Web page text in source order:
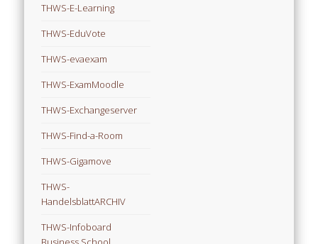
THWS-E-Learning
THWS-EduVote
THWS-evaexam
THWS-ExamMoodle
THWS-Exchangeserver
THWS-Find-a-Room
THWS-Gigamove
THWS-
HandelsblattARCHIV
THWS-Infoboard